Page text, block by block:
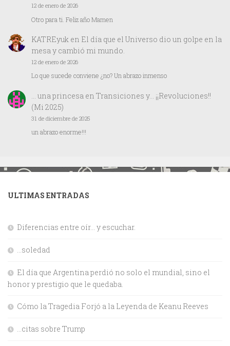
12 de enero de 2026
Otro para ti. Feliz año Mamen
KATREyuken El día que el Universo dio un golpe en la
mesa y cambió mi mundo.
12 de enero de 2026
Lo que sucede conviene ¿no? Un abrazo inmenso
… una princesa en Transiciones y… ¡¡Revoluciones!!
(Mi 2025)
31 de diciembre de 2025
un abrazo enorme!!!
ULTIMAS ENTRADAS
Diferencias entre oír… y escuchar.
…soledad
El día que Argentina perdió no solo el mundial, sino el
honor y prestigio que le quedaba.
Cómo la Tragedia Forjó a la Leyenda de Keanu Reeves
…citas sobre Trump